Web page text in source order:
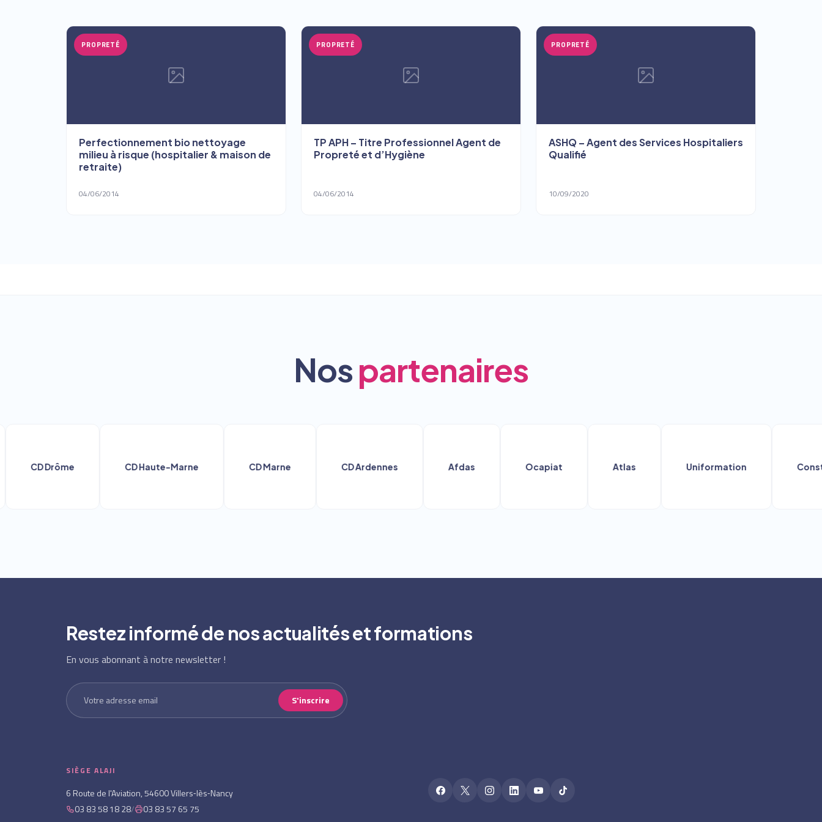
PROPRETÉ
Perfectionnement bio nettoyage
milieu à risque (hospitalier & maison de
retraite)
04/06/2014
PROPRETÉ
TP APH – Titre Professionnel Agent de
Propreté et d’Hygiène
04/06/2014
PROPRETÉ
ASHQ – Agent des Services Hospitaliers
Qualifié
10/09/2020
Nospartenaires
CD Drôme CD Haute-Marne CD Marne CD Ardennes Afdas Ocapiat Atlas Uniformation
Restez informé de nos actualités et formations
En vous abonnant à notre newsletter !
S'inscrire
SIÈGE ALAJI
6 Route de l'Aviation, 54600 Villers‑lès‑Nancy
03 83 58 18 28/ 03 83 57 65 75